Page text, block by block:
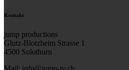
Kontakt
jump productions
Glutz-Blotzheim Strasse 1
4500 Solothurn
Mail: info@jump-tv.ch